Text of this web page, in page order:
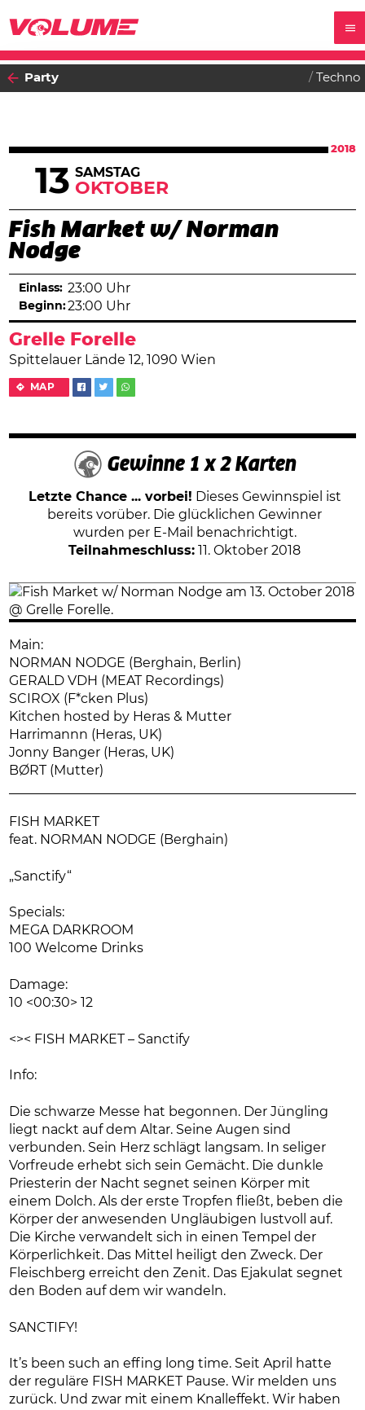
Party Techno
2018
13 SAMSTAG
OKTOBER
Fish Market w/ Norman
Nodge
Grelle Forelle
Spittelauer Lände 12, 1090 Wien
MAP
Einlass: 23:00 Uhr
Beginn:23:00 Uhr
Gewinne 1 x 2 Karten
Letzte Chance ... vorbei! Dieses Gewinnspiel ist
bereits vorüber. Die glücklichen Gewinner
wurden per E-Mail benachrichtigt.
Teilnahmeschluss: 11. Oktober 2018
Main:
NORMAN NODGE (Berghain, Berlin)
GERALD VDH (MEAT Recordings)
SCIROX (F*cken Plus)
Kitchen hosted by Heras & Mutter
Harrimannn (Heras, UK)
Jonny Banger (Heras, UK)
BØRT (Mutter)
FISH MARKET
feat. NORMAN NODGE (Berghain)
„Sanctify“
Specials:
MEGA DARKROOM
100 Welcome Drinks
Damage:
10 <00:30> 12
<>< FISH MARKET – Sanctify
Info:
Die schwarze Messe hat begonnen. Der Jüngling
liegt nackt auf dem Altar. Seine Augen sind
verbunden. Sein Herz schlägt langsam. In seliger
Vorfreude erhebt sich sein Gemächt. Die dunkle
Priesterin der Nacht segnet seinen Körper mit
einem Dolch. Als der erste Tropfen fließt, beben die
Körper der anwesenden Ungläubigen lustvoll auf.
Die Kirche verwandelt sich in einen Tempel der
Körperlichkeit. Das Mittel heiligt den Zweck. Der
Fleischberg erreicht den Zenit. Das Ejakulat segnet
den Boden auf dem wir wandeln.
SANCTIFY!
It’s been such an effing long time. Seit April hatte
der reguläre FISH MARKET Pause. Wir melden uns
zurück. Und zwar mit einem Knalleffekt. Wir haben